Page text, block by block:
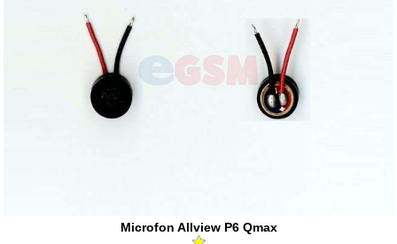
Microfon Allview P6 Qmax